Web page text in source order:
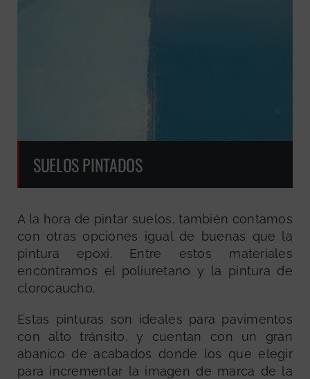
SUELOS PINTADOS
A la hora de pintar suelos, también contamos
con otras opciones igual de buenas que la
pintura epoxi. Entre estos materiales
encontramos el poliuretano y la pintura de
clorocaucho.
Estas pinturas son ideales para pavimentos
con alto tránsito, y cuentan con un gran
abanico de acabados donde los que elegir
para incrementar la imagen de marca de la